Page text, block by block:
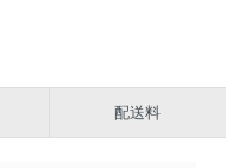
配送料